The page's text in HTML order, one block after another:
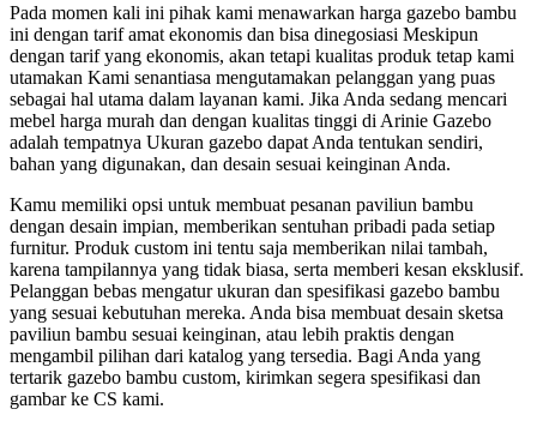
Pada momen kali ini pihak kami menawarkan harga gazebo bambu
ini dengan tarif amat ekonomis dan bisa dinegosiasi Meskipun
dengan tarif yang ekonomis, akan tetapi kualitas produk tetap kami
utamakan Kami senantiasa mengutamakan pelanggan yang puas
sebagai hal utama dalam layanan kami. Jika Anda sedang mencari
mebel harga murah dan dengan kualitas tinggi di Arinie Gazebo
adalah tempatnya Ukuran gazebo dapat Anda tentukan sendiri,
bahan yang digunakan, dan desain sesuai keinginan Anda.
Kamu memiliki opsi untuk membuat pesanan paviliun bambu
dengan desain impian, memberikan sentuhan pribadi pada setiap
furnitur. Produk custom ini tentu saja memberikan nilai tambah,
karena tampilannya yang tidak biasa, serta memberi kesan eksklusif.
Pelanggan bebas mengatur ukuran dan spesifikasi gazebo bambu
yang sesuai kebutuhan mereka. Anda bisa membuat desain sketsa
paviliun bambu sesuai keinginan, atau lebih praktis dengan
mengambil pilihan dari katalog yang tersedia. Bagi Anda yang
tertarik gazebo bambu custom, kirimkan segera spesifikasi dan
gambar ke CS kami.